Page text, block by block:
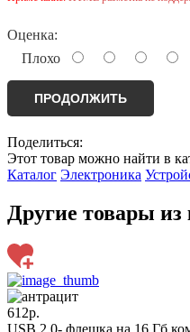
Оценка:
Плохо
ПРОДОЛЖИТЬ
Поделиться:
Этот товар можно найти в
Каталог Электроника
Другие товары из
612р.
USB 2.0- флешка на 16 Гб